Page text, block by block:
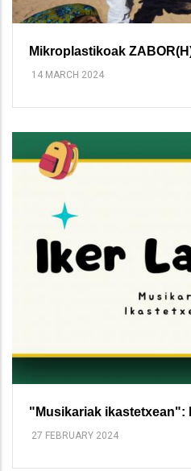
Mikroplastikoak
14 MARCH 2024
"Musikariak ikastetxean":
27 FEBRUARY 2024